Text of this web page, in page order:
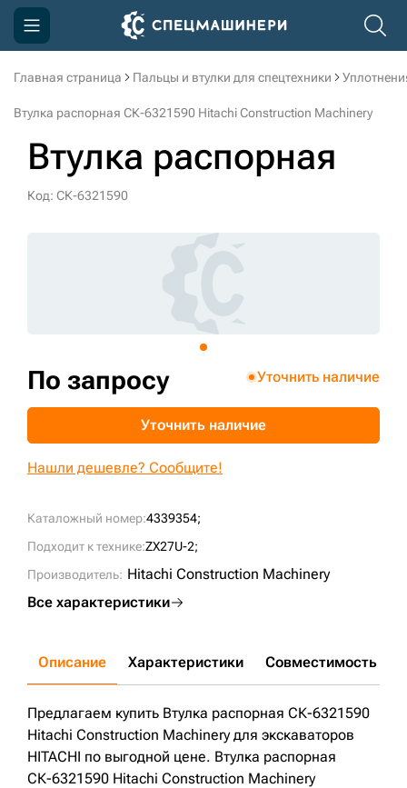
Главная страница Пальцы и втулки для спецтехники
Втулка распорная СК-6321590 Hitachi Construction Machinery
Втулка распорная
Код: СК-6321590
Каталожный номер:4339354;
Подходит к технике:ZX27U-2;
Производитель: Hitachi Construction Machinery
Все характеристики
По запросу Уточнить наличие
Уточнить наличие
Нашли дешевле? Сообщите!
Описание Характеристики Совместимость
Предлагаем купить Втулка распорная СК-6321590
Hitachi Construction Machinery для экскаваторов
HITACHI по выгодной цене. Втулка распорная
СК-6321590 Hitachi Construction Machinery
Компания
Доставка и оплата
Информация
sksale@skdst.ru
+7 (499) 394-50-93